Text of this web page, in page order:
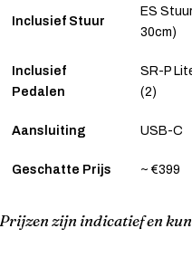
Inclusief Stuur
ES
30cm)
Inclusief
Pedalen
SR-P
(2)
Aansluiting USB-C
Geschatte Prijs ~ €399
Prijzen zijn indicatief en